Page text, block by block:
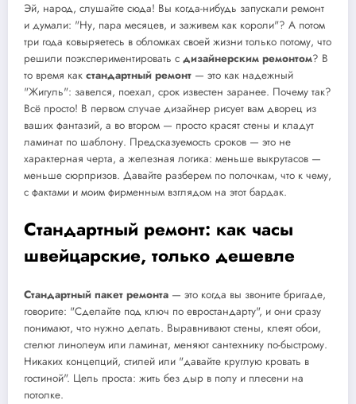
Эй, народ, слушайте сюда! Вы когда-нибудь запускали ремонт
и думали: "Ну, пара месяцев, и заживем как короли"? А потом
три года ковыряетесь в обломках своей жизни только потому, что
решили поэкспериментировать с дизайнерским ремонтом? В
то время как стандартный ремонт — это как надежный
"Жигуль": завелся, поехал, срок известен заранее. Почему так?
Всё просто! В первом случае дизайнер рисует вам дворец из
ваших фантазий, а во втором — просто красят стены и кладут
ламинат по шаблону. Предсказуемость сроков — это не
характерная черта, а железная логика: меньше выкрутасов —
меньше сюрпризов. Давайте разберем по полочкам, что к чему,
с фактами и моим фирменным взглядом на этот бардак.
Стандартный ремонт: как часы
швейцарские, только дешевле
Стандартный пакет ремонта — это когда вы звоните бригаде,
говорите: "Сделайте под ключ по евростандарту", и они сразу
понимают, что нужно делать. Выравнивают стены, клеят обои,
стелют линолеум или ламинат, меняют сантехнику по-быстрому.
Никаких концепций, стилей или "давайте круглую кровать в
гостиной". Цель проста: жить без дыр в полу и плесени на
потолке.